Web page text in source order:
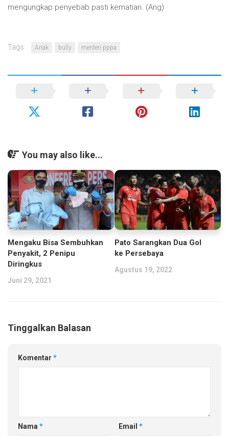
mengungkap penyebab pasti kematian. (Ang)
Tags: Anak bully menteri pppa
You may also like...
Mengaku Bisa Sembuhkan
Penyakit, 2 Penipu
Diringkus
Juni 29, 2021
Pato Sarangkan Dua Gol
ke Persebaya
Agustus 19, 2022
Tinggalkan Balasan
Komentar *
Nama * Email *